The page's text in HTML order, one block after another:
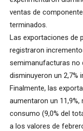
ventas de
terminados.
Las exportaciones de
registraron
semimanufacturas no
disminuyeron un 2,7%
Finalmente, las
aumentaron un
consumo (9,0% del
a los valores de